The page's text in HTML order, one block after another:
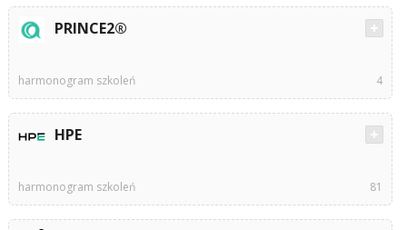
PRINCE2®
harmonogram szkoleń 4
HPE
harmonogram szkoleń 81